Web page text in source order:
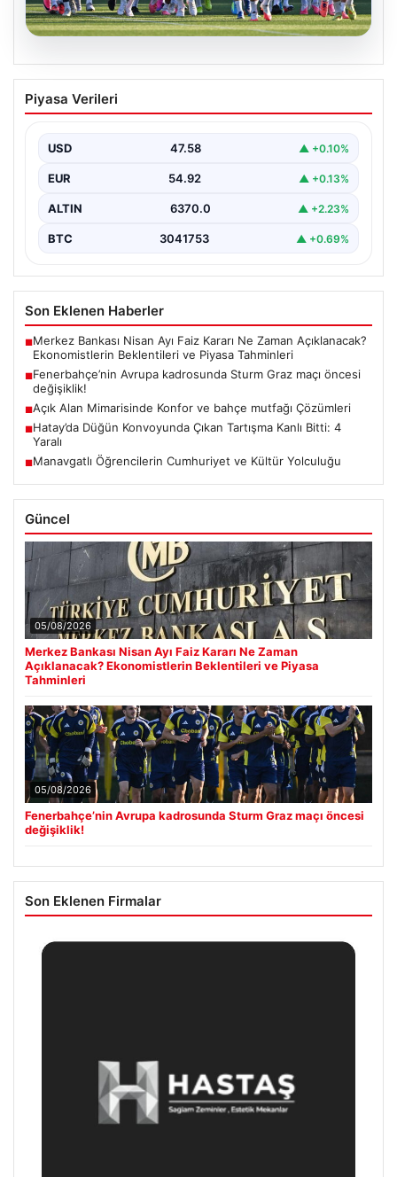
05.08.2026
Fenerbahçe’nin Avrupa kadrosunda
Sturm Graz maçı öncesi değişiklik!
Piyasa Verileri
USD 47.58 ▲ +0.10%
EUR 54.92 ▲ +0.13%
ALTIN 6370.0 ▲ +2.23%
BTC 3041753 ▲ +0.69%
Son Eklenen Haberler
■Merkez Bankası Nisan Ayı Faiz Kararı Ne Zaman Açıklanacak?
Ekonomistlerin Beklentileri ve Piyasa Tahminleri
■Fenerbahçe’nin Avrupa kadrosunda Sturm Graz maçı öncesi
değişiklik!
■Açık Alan Mimarisinde Konfor ve bahçe mutfağı Çözümleri
■Hatay’da Düğün Konvoyunda Çıkan Tartışma Kanlı Bitti: 4
Yaralı
■Manavgatlı Öğrencilerin Cumhuriyet ve Kültür Yolculuğu
Güncel
05/08/2026
Merkez Bankası Nisan Ayı Faiz Kararı Ne Zaman
Açıklanacak? Ekonomistlerin Beklentileri ve Piyasa
Tahminleri
05/08/2026
Fenerbahçe’nin Avrupa kadrosunda Sturm Graz maçı öncesi
değişiklik!
Son Eklenen Firmalar